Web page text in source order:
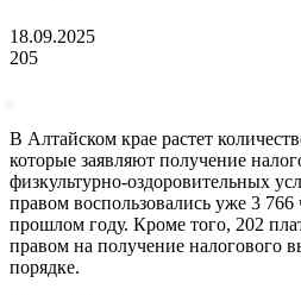
18.09.2025
205
В Алтайском крае растет
которые заявляют получение
физкультурно-оздоровительных
правом воспользовались уже 3
прошлом году. Кроме того, 202
правом на получение налогового
порядке.